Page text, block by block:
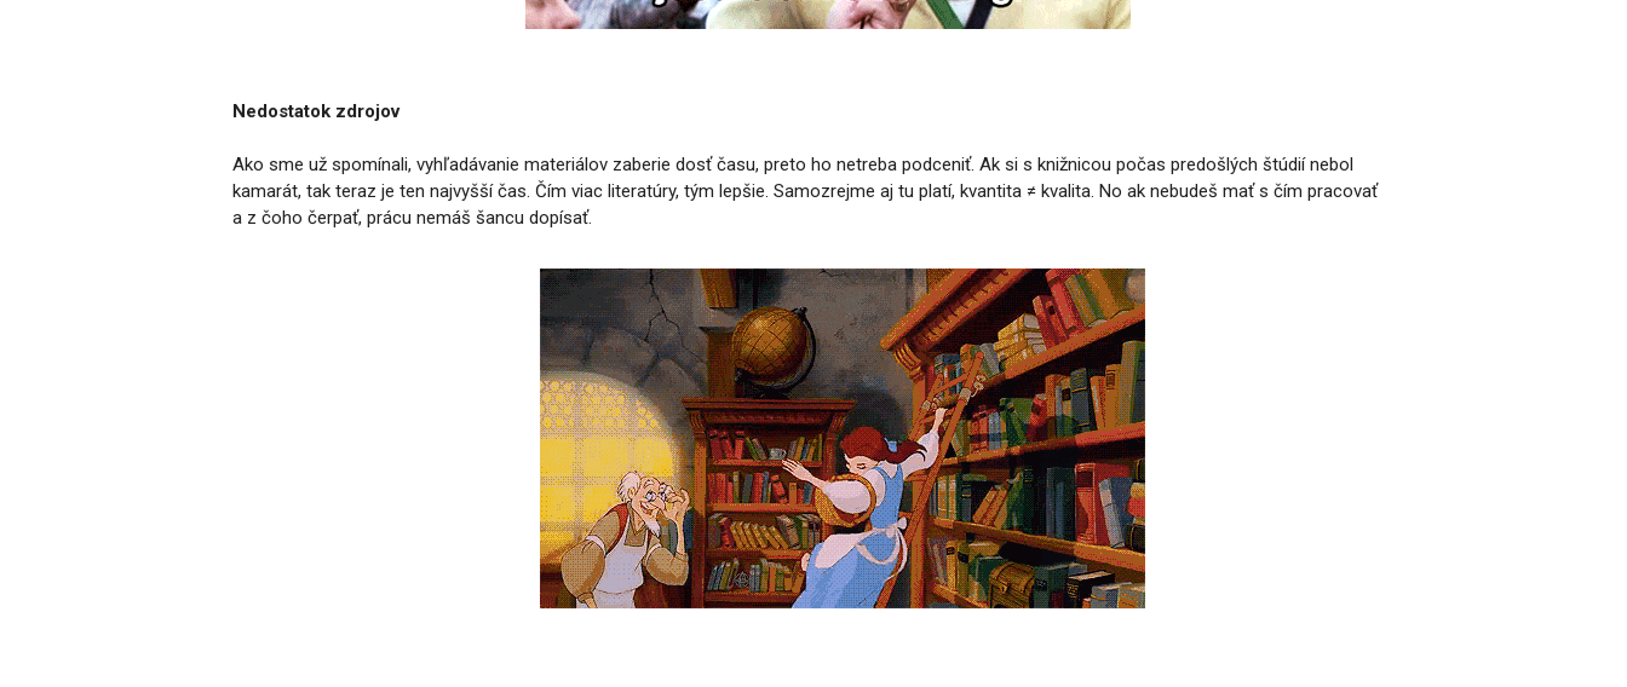
Nedostatok zdrojov
Ako sme už spomínali, vyhľadávanie materiálov zaberie dosť času, preto ho netreba podceniť. Ak si s knižnicou počas predošlých štúdií nebol
kamarát, tak teraz je ten najvyšší čas. Čím viac literatúry, tým lepšie. Samozrejme aj tu platí, kvantita ≠ kvalita. No ak nebudeš mať s čím pracovať
a z čoho čerpať, prácu nemáš šancu dopísať.